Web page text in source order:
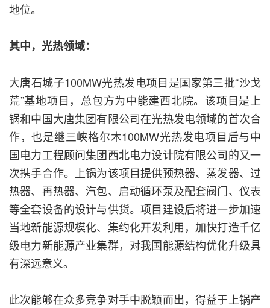
地位。
其中，光热领域：
大唐石城子100MW光热发电项目是国家第三批“沙戈
荒”基地项目，总包方为中能建西北院。该项目是上
锅和中国大唐集团有限公司在光热发电领域的首次合
作，也是继三峡格尔木100MW光热发电项目后与中
国电力工程顾问集团西北电力设计院有限公司的又一
次携手合作。上锅为该项目提供预热器、蒸发器、过
热器、再热器、汽包、启动循环泵及配套阀门、仪表
等全套设备的设计与供货。项目建设后将进一步加速
当地新能源规模化、集约化开发利用，加快打造千亿
级电力新能源产业集群，对我国能源结构优化升级具
有深远意义。
此次能够在众多竞争对手中脱颖而出，得益于上锅产